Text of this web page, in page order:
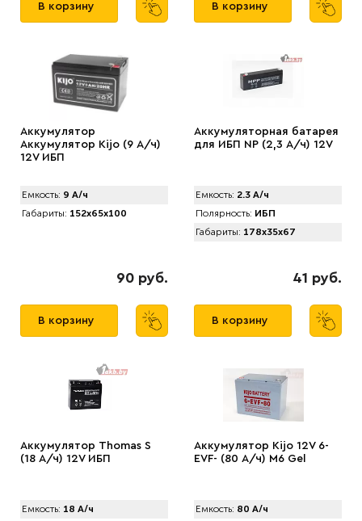
В корзину В корзину
Аккумулятор
Аккумулятор Kijo (9 А/ч)
12V ИБП
Емкость: 9 А/ч
Габариты: 152x65x100
90 руб.
В корзину
Аккумуляторная батарея
для ИБП NP (2,3 А/ч) 12V
Емкость: 2.3 А/ч
Полярность: ИБП
Габариты: 178x35x67
41 руб.
В корзину
Аккумулятор Thоmas S
(18 А/ч) 12V ИБП
Емкость: 18 А/ч
Аккумулятор Kijo 12V 6-
EVF- (80 А/ч) M6 Gel
Емкость: 80 А/ч